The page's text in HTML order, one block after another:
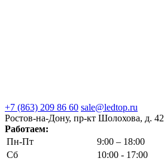
+7 (863) 209 86 60 sale@ledtop.ru
Ростов-на-Дону, пр-кт Шолохова, д. 42
Работаем:
Пн-Пт
9:00 – 18:00
Сб
10:00 - 17:00